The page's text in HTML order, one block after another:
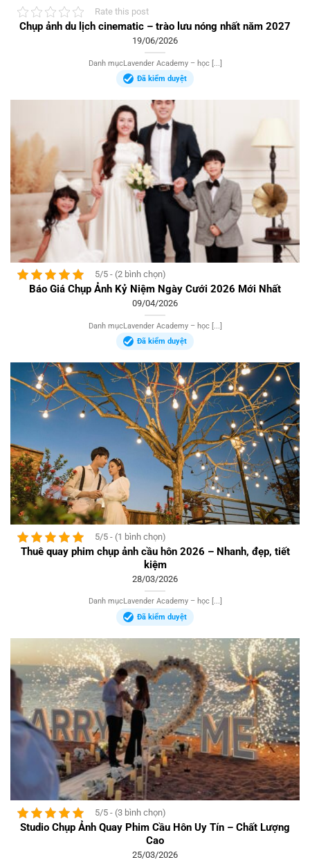
Rate this post
Chụp ảnh du lịch cinematic – trào lưu nóng nhất năm 2027
19/06/2026
Danh mụcLavender Academy – học [...]
Đã kiểm duyệt
5/5 - (2 bình chọn)
Báo Giá Chụp Ảnh Kỷ Niệm Ngày Cưới 2026 Mới Nhất
09/04/2026
Danh mụcLavender Academy – học [...]
Đã kiểm duyệt
5/5 - (1 bình chọn)
Thuê quay phim chụp ảnh cầu hôn 2026 – Nhanh, đẹp, tiết
kiệm
28/03/2026
Danh mụcLavender Academy – học [...]
Đã kiểm duyệt
5/5 - (3 bình chọn)
Studio Chụp Ảnh Quay Phim Cầu Hôn Uy Tín – Chất Lượng
Cao
25/03/2026